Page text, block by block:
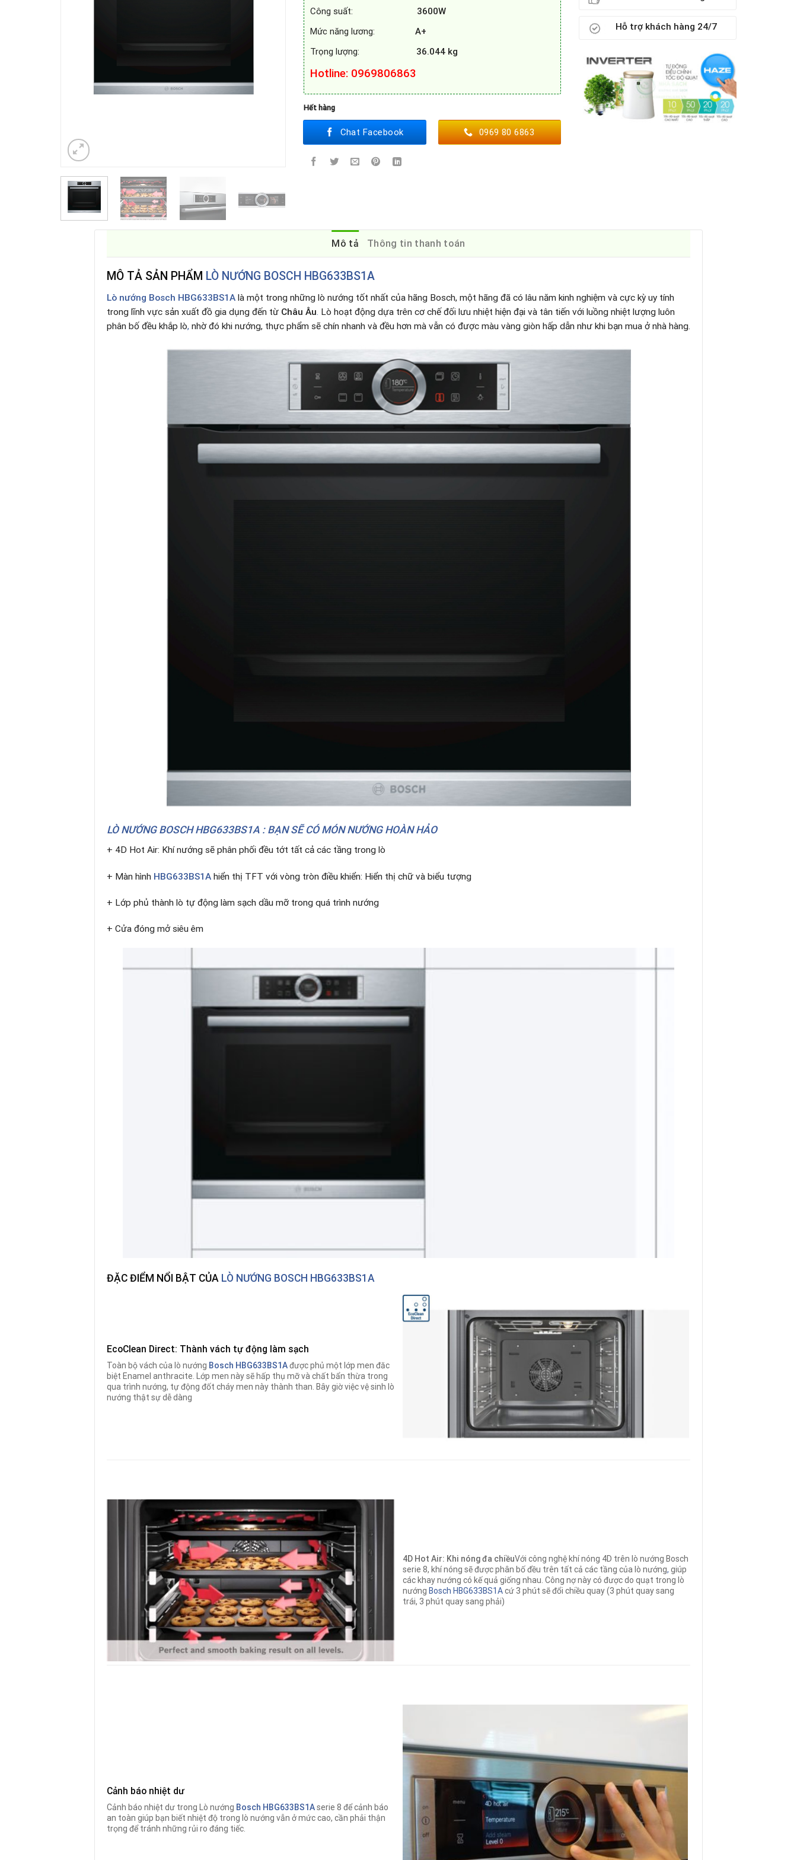
Công suất:
3600W
Mức năng lương: A+
Trọng lượng: 36.044 kg
Hotline: 0969806863
Hết hàng
Chat Facebook 0969 80 6863
Hỗ trợ khách hàng 24/7
Mô tả Thông tin thanh toán
MÔ TẢ SẢN PHẨM LÒ NƯỚNG BOSCH HBG633BS1A
Lò nướng Bosch HBG633BS1A là một trong những lò nướng tốt nhất của hãng Bosch, một hãng đã có lâu năm kinh nghiệm và cực kỳ uy tính
trong lĩnh vực sản xuất đồ gia dụng đến từ Châu Âu. Lò hoạt động dựa trên cơ chế đối lưu nhiệt hiện đại và tân tiến với luồng nhiệt lượng luôn
phân bố đều khắp lò, nhờ đó khi nướng, thực phẩm sẽ chín nhanh và đều hơn mà vẫn có được màu vàng giòn hấp dẫn như khi bạn mua ở nhà hàng.
LÒ NƯỚNG BOSCH HBG633BS1A : BẠN SẼ CÓ MÓN NƯỚNG HOÀN HẢO
+ 4D Hot Air: Khí nướng sẽ phân phối đều tớt tất cả các tầng trong lò
+ Màn hình HBG633BS1A hiển thị TFT với vòng tròn điều khiển: Hiển thị chữ và biểu tượng
+ Lớp phủ thành lò tự động làm sạch dầu mỡ trong quá trình nướng
+ Cửa đóng mở siêu êm
ĐẶC ĐIỂM NỔI BẬT CỦA LÒ NƯỚNG BOSCH HBG633BS1A
EcoClean Direct: Thành vách tự động làm sạch
Toàn bộ vách của lò nướng Bosch HBG633BS1Ađược phủ một lớp men đăc
biệt Enamel anthracite. Lớp men này sẽ hấp thụ mỡ và chất bẩn thừa trong
qua trình nướng, tự động đốt cháy men này thành than. Bây giờ việc vệ sinh lò
nướng thật sự dễ dàng
4D Hot Air: Khi nóng đa chiềuVới công nghệ khí nóng 4D trên lò nướng Bosch
serie 8, khí nóng sẽ được phân bố đều trên tất cả các tầng của lò nướng, giúp
các khay nướng có kế quả giống nhau. Công nợ này có được do quạt trong lò
nướng Bosch HBG633BS1Acứ 3 phút sẽ đổi chiều quay (3 phút quay sang
trái, 3 phút quay sang phải)
Cảnh báo nhiệt dư
Cảnh báo nhiệt dư trong Lò nướng Bosch HBG633BS1Aserie 8 để cảnh báo
an toàn giúp bạn biết nhiệt độ trong lò nướng vẫn ở mức cao, cần phải thận
trọng để tránh những rủi ro đáng tiếc.